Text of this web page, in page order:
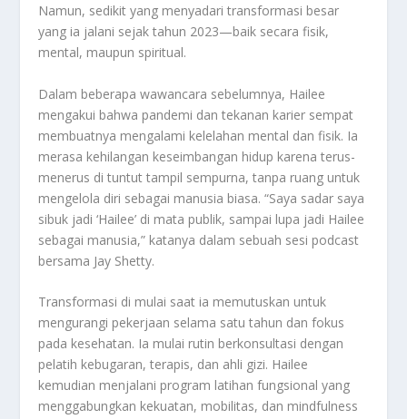
Namun, sedikit yang menyadari transformasi besar
yang ia jalani sejak tahun 2023—baik secara fisik,
mental, maupun spiritual.
Dalam beberapa wawancara sebelumnya, Hailee
mengakui bahwa pandemi dan tekanan karier sempat
membuatnya mengalami kelelahan mental dan fisik. Ia
merasa kehilangan keseimbangan hidup karena terus-
menerus di tuntut tampil sempurna, tanpa ruang untuk
mengelola diri sebagai manusia biasa. “Saya sadar saya
sibuk jadi ‘Hailee’ di mata publik, sampai lupa jadi Hailee
sebagai manusia,” katanya dalam sebuah sesi podcast
bersama Jay Shetty.
Transformasi di mulai saat ia memutuskan untuk
mengurangi pekerjaan selama satu tahun dan fokus
pada kesehatan. Ia mulai rutin berkonsultasi dengan
pelatih kebugaran, terapis, dan ahli gizi. Hailee
kemudian menjalani program latihan fungsional yang
menggabungkan kekuatan, mobilitas, dan mindfulness